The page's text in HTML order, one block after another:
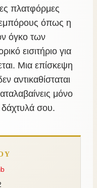
πλατφόρμες
όπως η
όγκο των
εισιτήριο για
Μια επίσκεψη
αντικαθίσταται
μόνο
σου.